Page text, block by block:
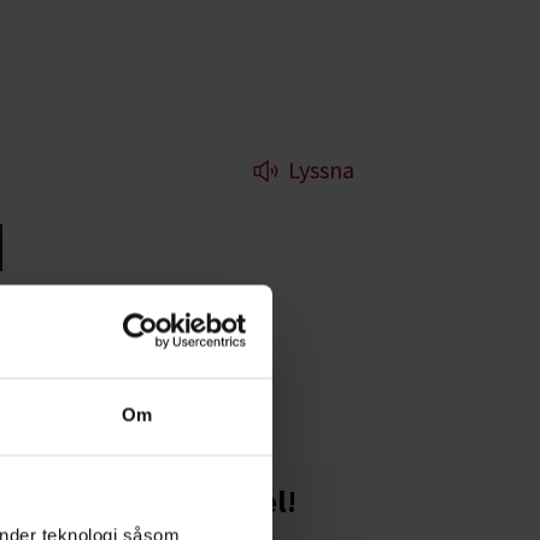
Om
teknologi såsom
Lyssna
du håller
Starta en studiecirkel!